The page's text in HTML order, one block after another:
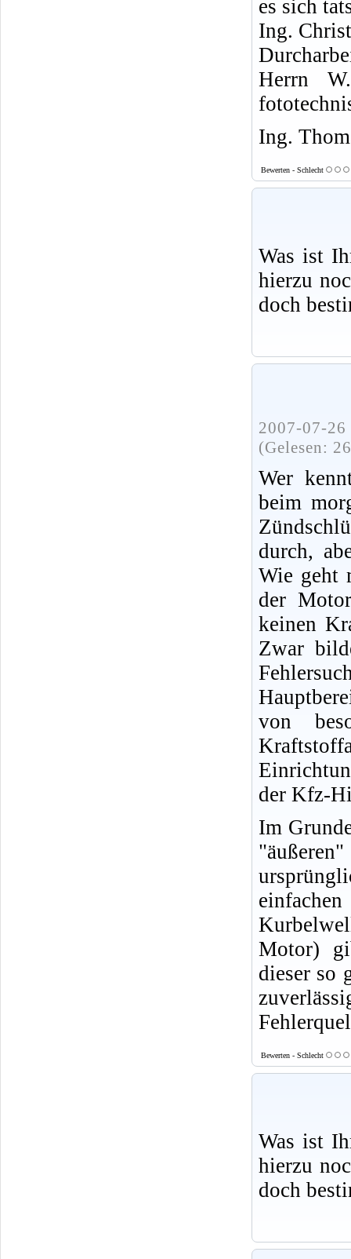
es sich
Ing.
Herrn
Ing.
Bewerten - Schlecht
Was ist
hierzu
doch
2007-07-
(Gelesen:
Wer
beim
durch,
Wie geht
der
keinen
Zwar
von
der Kfz-
Im
Motor)
dieser so
Bewerten - Schlecht
Was ist
hierzu
doch